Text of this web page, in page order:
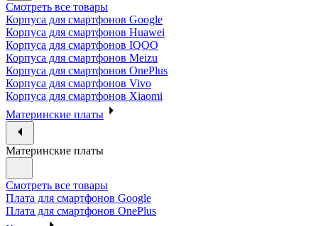
Смотреть все товары
Корпуса для смартфонов Google
Корпуса для смартфонов Huawei
Корпуса для смартфонов IQOO
Корпуса для смартфонов Meizu
Корпуса для смартфонов OnePlus
Корпуса для смартфонов Vivo
Корпуса для смартфонов Xiaomi
Материнские платы
Материнские платы
Смотреть все товары
Плата для смартфонов Google
Плата для смартфонов OnePlus